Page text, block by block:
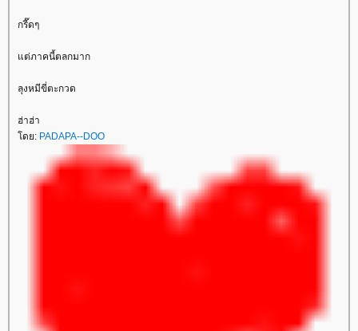
กรี๊ดๆ
ต่ภาคนี้ตลกมาก
ลุงหมีขี่ตะกวด
ฮ่าฮ่า
ดย: PADAPA--DOO